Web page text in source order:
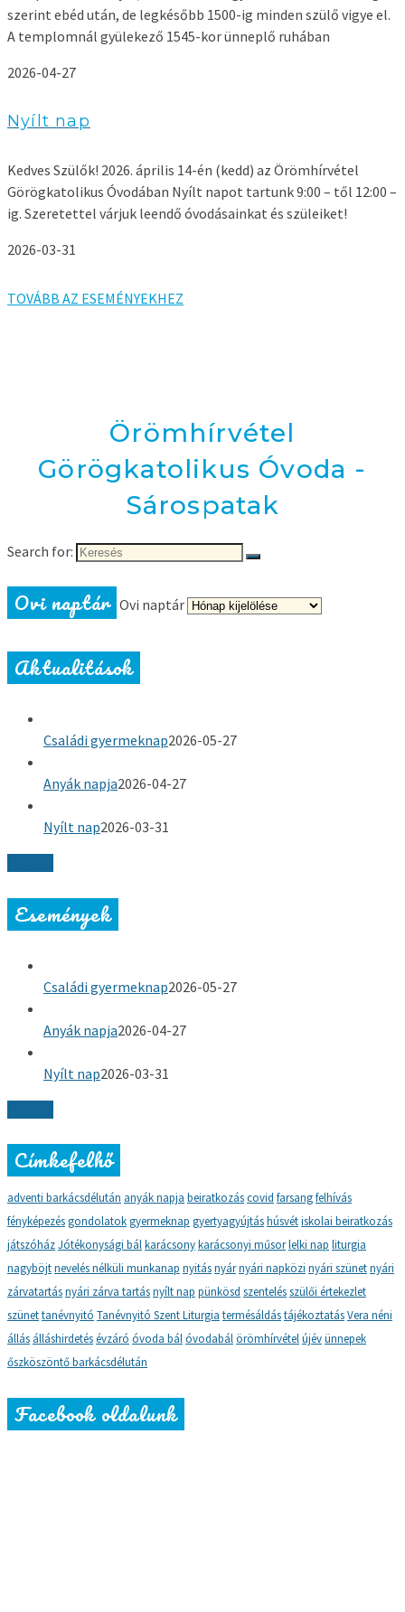
szerint ebéd után, de legkésőbb 1500-ig minden szülő vigye el.
A templomnál gyülekező 1545-kor ünneplő ruhában
2026-04-27
Nyílt nap
Kedves Szülők! 2026. április 14-én (kedd) az Örömhírvétel
Görögkatolikus Óvodában Nyílt napot tartunk 9:00 – től 12:00 –
ig. Szeretettel várjuk leendő óvodásainkat és szüleiket!
2026-03-31
TOVÁBB AZ ESEMÉNYEKHEZ
Örömhírvétel
Görögkatolikus Óvoda -
Sárospatak
Search for:
Ovi naptár Ovi naptár
Aktualitások
Családi gyermeknap2026-05-27
Anyák napja2026-04-27
Nyílt nap2026-03-31
Események
Családi gyermeknap2026-05-27
Anyák napja2026-04-27
Nyílt nap2026-03-31
Címkefelhő
adventi barkácsdélután anyák napja beiratkozáscovid farsangfelhívás
fényképezésgondolatokgyermeknap gyertyagyújtáshúsvétiskolai beiratkozás
játszóházJótékonysági bálkarácsonykarácsonyi műsorlelki nap liturgia
nagyböjtnevelés nélküli munkanap nyitásnyárnyári napközi nyári szünetnyári
zárvatartásnyári zárva tartásnyílt nap pünkösd szentelésszülői értekezlet
szünettanévnyitó Tanévnyitó Szent Liturgia termésáldástájékoztatásVera néni
állás álláshirdetésévzáró óvoda bálóvodabálörömhírvételújévünnepek
őszköszöntő barkácsdélután
Facebook oldalunk